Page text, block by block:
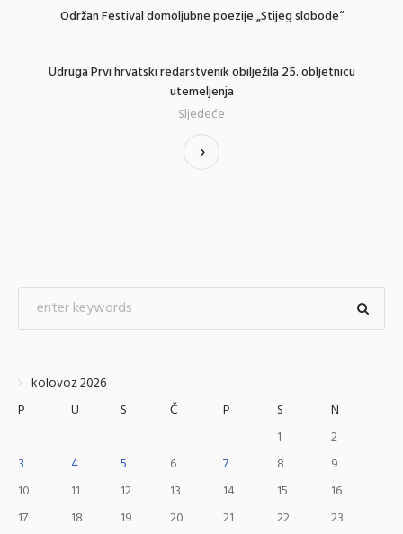
Održan Festival domoljubne poezije „Stijeg slobode“
Udruga Prvi hrvatski redarstvenik obilježila 25. obljetnicu
utemeljenja
Sljedeće
kolovoz 2026
P
U S Č P S
N
1
2
3
4 5 6 7 8
9
10
11 12 13 14 15
16
17
18 19 20 21 22
23